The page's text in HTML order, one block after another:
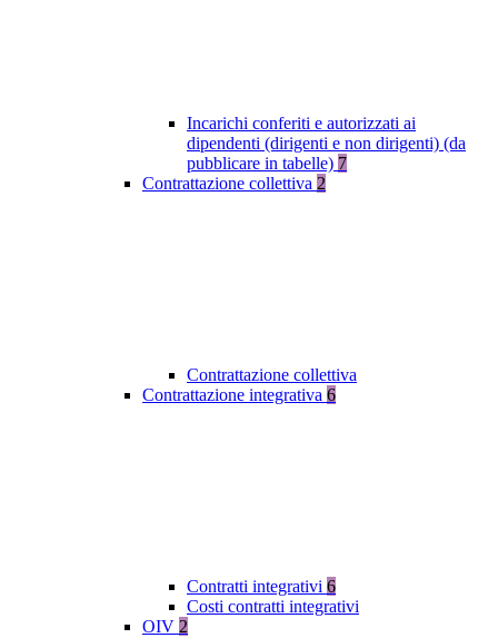
Incarichi conferiti e autorizzati ai
dipendenti (dirigenti e non dirigenti) (da
pubblicare in tabelle) 7
Contrattazione collettiva 2
Contrattazione collettiva
Contrattazione integrativa 6
Contratti integrativi 6
Costi contratti integrativi
OIV 2